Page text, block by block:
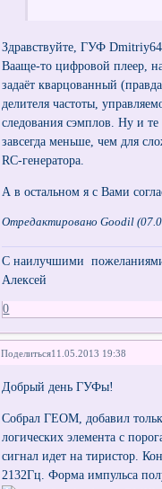
Здравствуйте, ГУФ
Вааще-то цифровой плеер,
задаёт кварцованный
делителя частоты,
следования сэмплов. Ну и
завсегда меньше, чем для
RC-генератора.
А в остальном я с Вами
Отредактировано Goodil
С наилучшими пожеланиями
Алексей
0
Поделиться11.05.2013 19:38
Добрый день ГУФы!
Собрал ГЕОМ, добавил
логических элемента с
сигнал идет на тиристор.
2132Гц. Форма импульса